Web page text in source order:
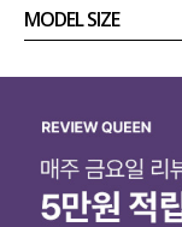
MODEL SIZE